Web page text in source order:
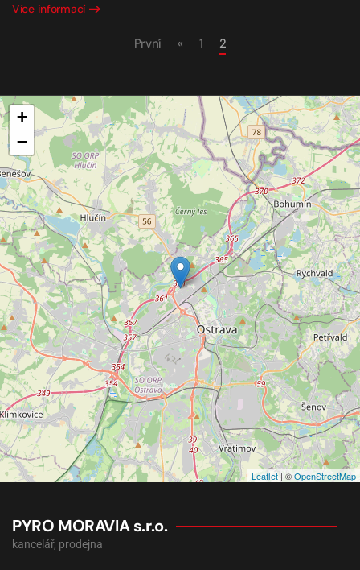
Více informací
První « 1 2
+
−
Leaflet| ©OpenStreetMap
PYRO MORAVIA s.r.o.
kancelář, prodejna